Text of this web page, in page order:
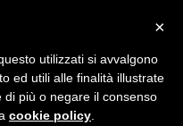
×
utilizzati si avvalgono
ed utili alle finalità illustrate
di più o negare il consenso
cookie policy